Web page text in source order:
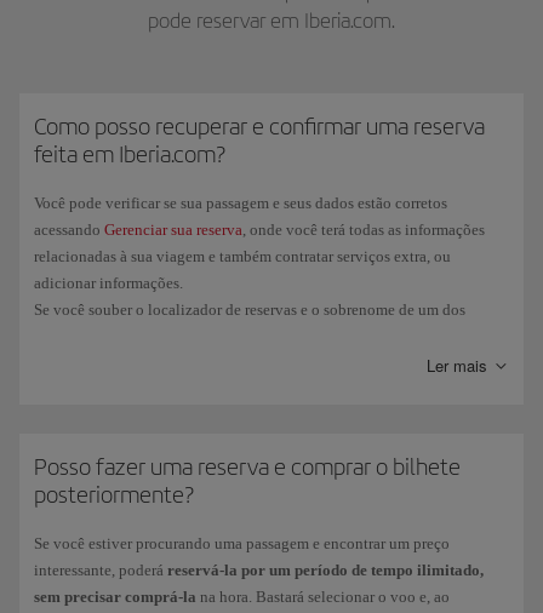
pode reservar em Iberia.com.
Como posso recuperar e confirmar uma reserva
feita em Iberia.com?
Você pode verificar se sua passagem e seus dados estão corretos
acessando Gerenciar sua reserva, onde você terá todas as informações
relacionadas à sua viagem e também contratar serviços extra, ou
adicionar informações.
Se você souber o localizador de reservas e o sobrenome de um dos
Ler mais
Posso fazer uma reserva e comprar o bilhete
posteriormente?
Se você estiver procurando uma passagem e encontrar um preço
interessante, poderá reservá-la por um período de tempo ilimitado,
sem precisar comprá-la na hora. Bastará selecionar o voo e, ao